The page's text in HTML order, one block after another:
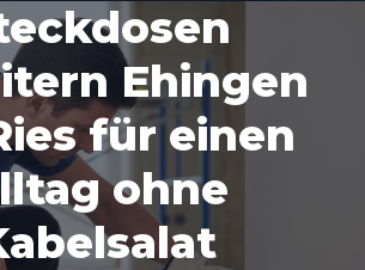
Ehingen
für einen
ohne